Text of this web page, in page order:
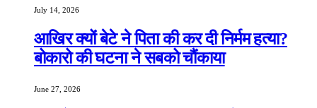
July 14, 2026
आखिर क्यों बेटे ने पिता की कर दी निर्मम हत्या?
बोकारो की घटना ने सबको चौंकाया
June 27, 2026